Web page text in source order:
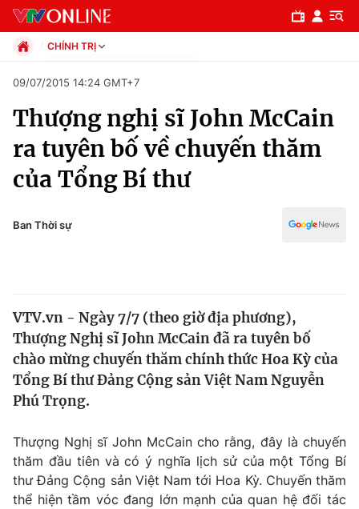
Chuyên mục
Chính trị
Thế giới
Tin tức
Thế giới đó đây
Câu chuyện quốc tế
Kinh tế
Thị trường
Góc doanh nghiệp
Dữ liệu và đời sống
Truyền hình
CHÍNH TRỊ
Xã hội
Pháp luật
Kinh tế
Thể thao
Truyền hình
Văn hóa - Giải trí
Đời sống
09/07/2015 14:24 GMT+7
Thượng nghị sĩ John McCain
ra tuyên bố về chuyến thăm
của Tổng Bí thư
Ban Thời sự
VTV.vn - Ngày 7/7 (theo giờ địa phương),
Thượng Nghị sĩ John McCain đã ra tuyên bố
chào mừng chuyến thăm chính thức Hoa Kỳ của
Tổng Bí thư Đảng Cộng sản Việt Nam Nguyễn
Phú Trọng.
Thượng Nghị sĩ John McCain cho rằng, đây là chuyến
thăm đầu tiên và có ý nghĩa lịch sử của một Tổng Bí
thư Đảng Cộng sản Việt Nam tới Hoa Kỳ. Chuyến thăm
thể hiện tầm vóc đang lớn mạnh của quan hệ đối tác